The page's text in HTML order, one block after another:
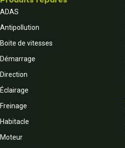
ADAS
Antipollution
Boite de vitesses
Démarrage
Direction
Éclairage
Freinage
Habitacle
Moteur